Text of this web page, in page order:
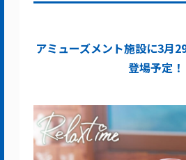
アミューズメント施設に3月
登場予定！